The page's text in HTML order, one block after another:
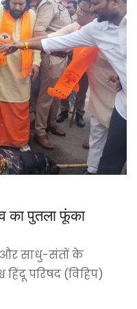
का पुतला फूंका
साधु-संतों के
परिषद (विहिप)